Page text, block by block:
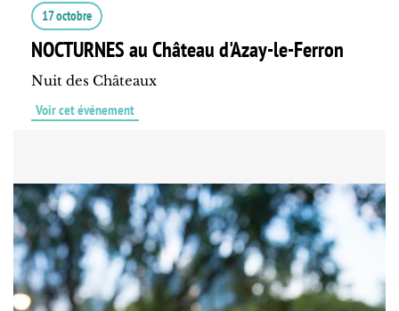
17 octobre
NOCTURNES au Château d'Azay-le-Ferron
Nuit des Châteaux
Voir cet événement